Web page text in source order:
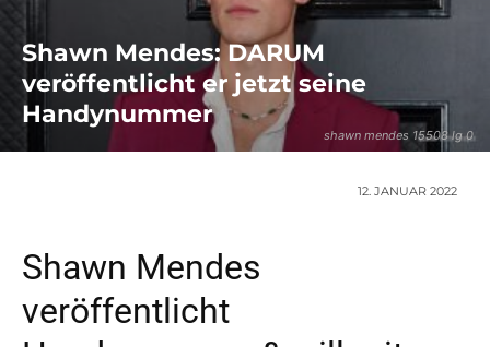
shawn mendes 15508 lg 0
Shawn Mendes: DARUM
veröffentlicht er jetzt seine
Handynummer
12. JANUAR 2022
Shawn Mendes
veröffentlicht